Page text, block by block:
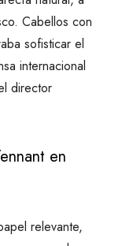
Cabellos con
sofisticar el
internacional
director
en
relevante,